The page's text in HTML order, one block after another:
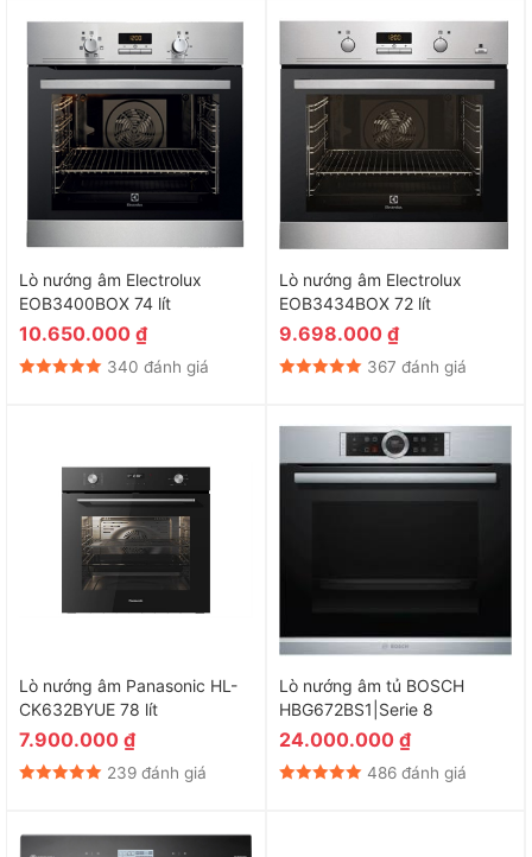
Lò nướng âm Electrolux
EOB3400BOX 74 lít
10.650.000 ₫
340 đánh giá
Lò nướng âm Electrolux
EOB3434BOX 72 lít
9.698.000 ₫
367 đánh giá
Lò nướng âm Panasonic HL-
CK632BYUE 78 lít
7.900.000 ₫
239 đánh giá
Lò nướng âm tủ BOSCH
HBG672BS1|Serie 8
24.000.000 ₫
486 đánh giá